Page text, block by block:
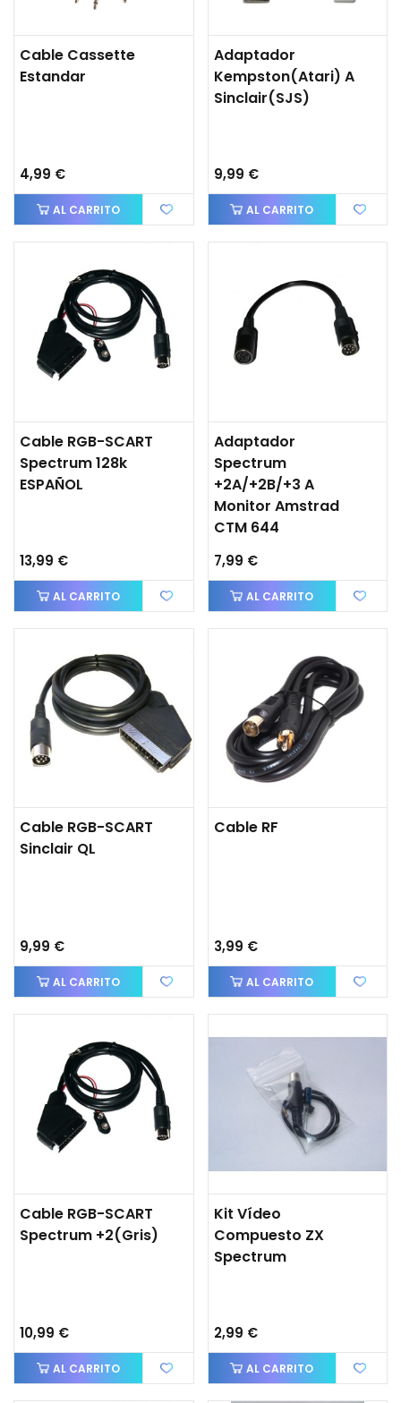
Cable Cassette
Estandar
4,99 €
AL CARRITO
Adaptador
Kempston(Atari) A
Sinclair(SJS)
9,99 €
AL CARRITO
Cable RGB-SCART
Spectrum 128k
ESPAÑOL
13,99 €
AL CARRITO
Adaptador
Spectrum
+2A/+2B/+3 A
Monitor Amstrad
CTM 644
7,99 €
AL CARRITO
Cable RGB-SCART
Sinclair QL
9,99 €
AL CARRITO
Cable RF
3,99 €
AL CARRITO
Cable RGB-SCART
Spectrum +2(gris)
10,99 €
AL CARRITO
Kit Vídeo
Compuesto ZX
Spectrum
2,99 €
AL CARRITO